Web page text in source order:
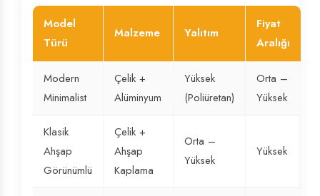
Model
Türü
Malzeme Yalıtım
Fiyat
Aralığı
Modern
Minimalist
Çelik +
Alüminyum
Yüksek
(Poliüretan)
Orta –
Yüksek
Klasik
Ahşap
Görünümlü
Çelik +
Ahşap
Kaplama
Orta –
Yüksek
Yüksek